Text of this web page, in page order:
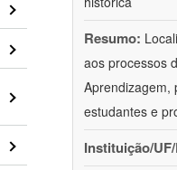
Resumo:
aos processos
Aprendizagem,
estudantes e
Instituição/